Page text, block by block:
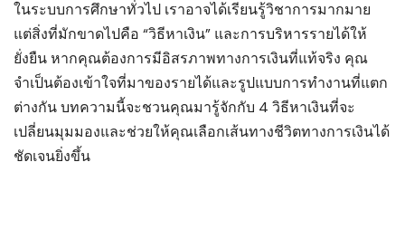
ในระบบการศึกษาทั่วไป เราอาจได้เรียนรู้วิชาการมากมาย
แต่สิ่งที่มักขาดไปคือ “วิธีหาเงิน” และการบริหารรายได้ให้
ยั่งยืน หากคุณต้องการมีอิสรภาพทางการเงินที่แท้จริง คุณ
จำเป็นต้องเข้าใจที่มาของรายได้และรูปแบบการทำงานที่แตก
ต่างกัน บทความนี้จะชวนคุณมารู้จักกับ 4 วิธีหาเงินที่จะ
เปลี่ยนมุมมองและช่วยให้คุณเลือกเส้นทางชีวิตทางการเงินได้
ชัดเจนยิ่งขึ้น